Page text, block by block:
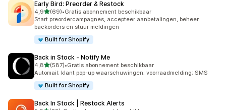
Early Bird: Preorder & Restock
4,9van 5 sterren
(69)
69 recensies in totaal
•Gratis abonnement beschikbaar
Start preordercampagnes, accepteer aanbetalingen, beheer
backorders en stuur meldingen
Built for Shopify
Back in Stock ‑ Notify Me
4,8van 5 sterren
(587)
587 recensies in totaal
•Gratis abonnement beschikbaar
Automail; klant pop-up waarschuwingen; voorraadmelding; SMS
Built for Shopify
Back In Stock | Restock Alerts